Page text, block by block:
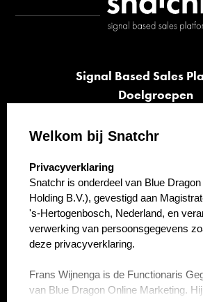
Signal Based Sales
Doelgroepen
Opvolging
Over ons
Contact
Welkom bij Snatchr
select language
Privacyverklaring
Snatchr is onderdeel van Blue
Holding B.V.), gevestigd aan
's-Hertogenbosch, Nederland, en
verwerking van persoonsgegevens
deze privacyverklaring.
Frans Wijnenga is de Functionaris
van Blue Dragon Online Marketing.